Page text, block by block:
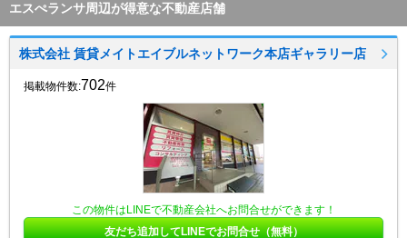
エスぺランサ周辺が得意な不動産店舗
株式会社 賃貸メイトエイブルネットワーク本店ギャラリー店
掲載物件数:702件
この物件はLINEで不動産会社へお問合せができます！
友だち追加してLINEでお問合せ（無料）